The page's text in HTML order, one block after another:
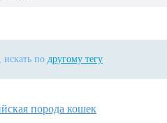
искать по другому тегу
порода кошек